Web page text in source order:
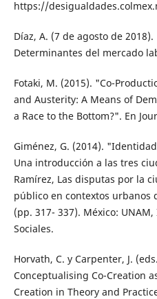
https://
Díaz, A. (7 de agosto de
Determinantes del mercado
Fotaki, M. (2015). "Co-
and Austerity: A Means of
a Race to the Bottom?". En
Giménez, G. (2014).
Una introducción a las tres
Ramírez, Las disputas por la
público en contextos urbanos
(pp. 317- 337). México:
Sociales.
Horvath, C. y Carpenter, J.
Conceptualising Co-Creation
Creation in Theory and